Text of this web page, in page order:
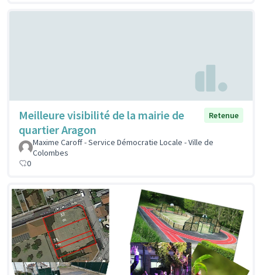
Meilleure visibilité de la mairie de
quartier Aragon
Retenue
Maxime Caroff - Service Démocratie Locale - Ville de
Colombes
0